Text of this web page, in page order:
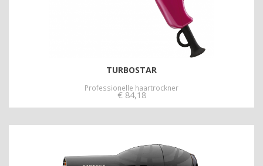
TURBOSTAR
Professionelle haartrockner
€ 84,18